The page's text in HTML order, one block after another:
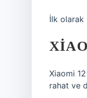
İlk olarak
Xiaomi
rahat ve